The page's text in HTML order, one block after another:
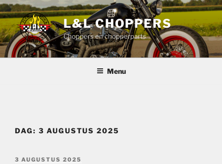
Ga
naar
de
inhoud
L&L CHOPPERS
Choppers en chopperparts
Menu
DAG: 3 AUGUSTUS 2025
GEPLAATST
3 AUGUSTUS 2025